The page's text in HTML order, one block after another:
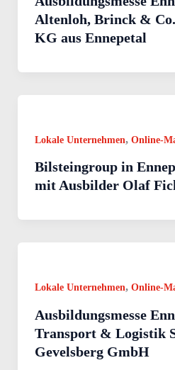
Altenloh, Brinck &
KG aus Ennepetal
Lokale Unternehmen, Online-
Bilsteingroup in
mit Ausbilder Olaf
Lokale Unternehmen, Online-
Ausbildungsmesse
Transport & Logistik
Gevelsberg GmbH